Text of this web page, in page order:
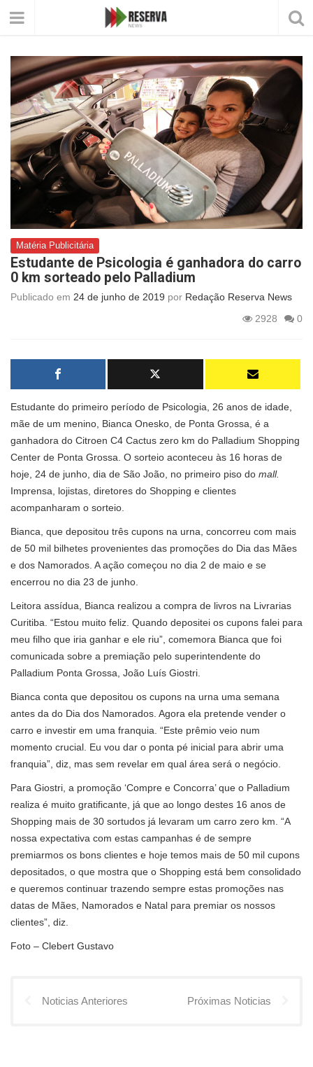
Matéria Publicitária
Estudante de Psicologia é ganhadora do carro
0 km sorteado pelo Palladium
Publicado em 24 de junho de 2019 por Redação Reserva News
2928
0
Estudante do primeiro período de Psicologia, 26 anos de idade,
mãe de um menino, Bianca Onesko, de Ponta Grossa, é a
ganhadora do Citroen C4 Cactus zero km do Palladium Shopping
Center de Ponta Grossa. O sorteio aconteceu às 16 horas de
hoje, 24 de junho, dia de São João, no primeiro piso do mall.
Imprensa, lojistas, diretores do Shopping e clientes
acompanharam o sorteio.
Bianca, que depositou três cupons na urna, concorreu com mais
de 50 mil bilhetes provenientes das promoções do Dia das Mães
e dos Namorados. A ação começou no dia 2 de maio e se
encerrou no dia 23 de junho.
Leitora assídua, Bianca realizou a compra de livros na Livrarias
Curitiba. “Estou muito feliz. Quando depositei os cupons falei para
meu filho que iria ganhar e ele riu”, comemora Bianca que foi
comunicada sobre a premiação pelo superintendente do
Palladium Ponta Grossa, João Luís Giostri.
Bianca conta que depositou os cupons na urna uma semana
antes da do Dia dos Namorados. Agora ela pretende vender o
carro e investir em uma franquia. “Este prêmio veio num
momento crucial. Eu vou dar o ponta pé inicial para abrir uma
franquia”, diz, mas sem revelar em qual área será o negócio.
Para Giostri, a promoção ‘Compre e Concorra’ que o Palladium
realiza é muito gratificante, já que ao longo destes 16 anos de
Shopping mais de 30 sortudos já levaram um carro zero km. “A
nossa expectativa com estas campanhas é de sempre
premiarmos os bons clientes e hoje temos mais de 50 mil cupons
depositados, o que mostra que o Shopping está bem consolidado
e queremos continuar trazendo sempre estas promoções nas
datas de Mães, Namorados e Natal para premiar os nossos
clientes”, diz.
Foto – Clebert Gustavo
Noticias Anteriores Próximas Noticias